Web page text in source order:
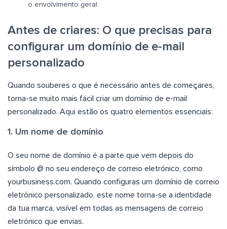
o envolvimento geral.
Antes de criares: O que precisas para
configurar um domínio de e-mail
personalizado
Quando souberes o que é necessário antes de começares,
torna-se muito mais fácil criar um domínio de e-mail
personalizado. Aqui estão os quatro elementos essenciais:
1. Um nome de domínio
O seu nome de domínio é a parte que vem depois do
símbolo @ no seu endereço de correio eletrónico, como
yourbusiness.com. Quando configuras um domínio de correio
eletrónico personalizado, este nome torna-se a identidade
da tua marca, visível em todas as mensagens de correio
eletrónico que envias.